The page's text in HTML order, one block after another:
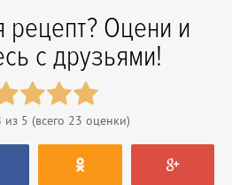
рецепт? Оцени и
с друзьями!
из 5 (всего 23 оценки)